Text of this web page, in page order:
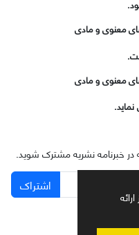
معنوی و مادی
معنوی و مادی
در خبرنامه نشریه مشترک شوید.
اشتراک